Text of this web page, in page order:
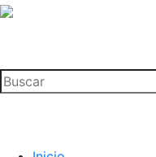
La
Buitre